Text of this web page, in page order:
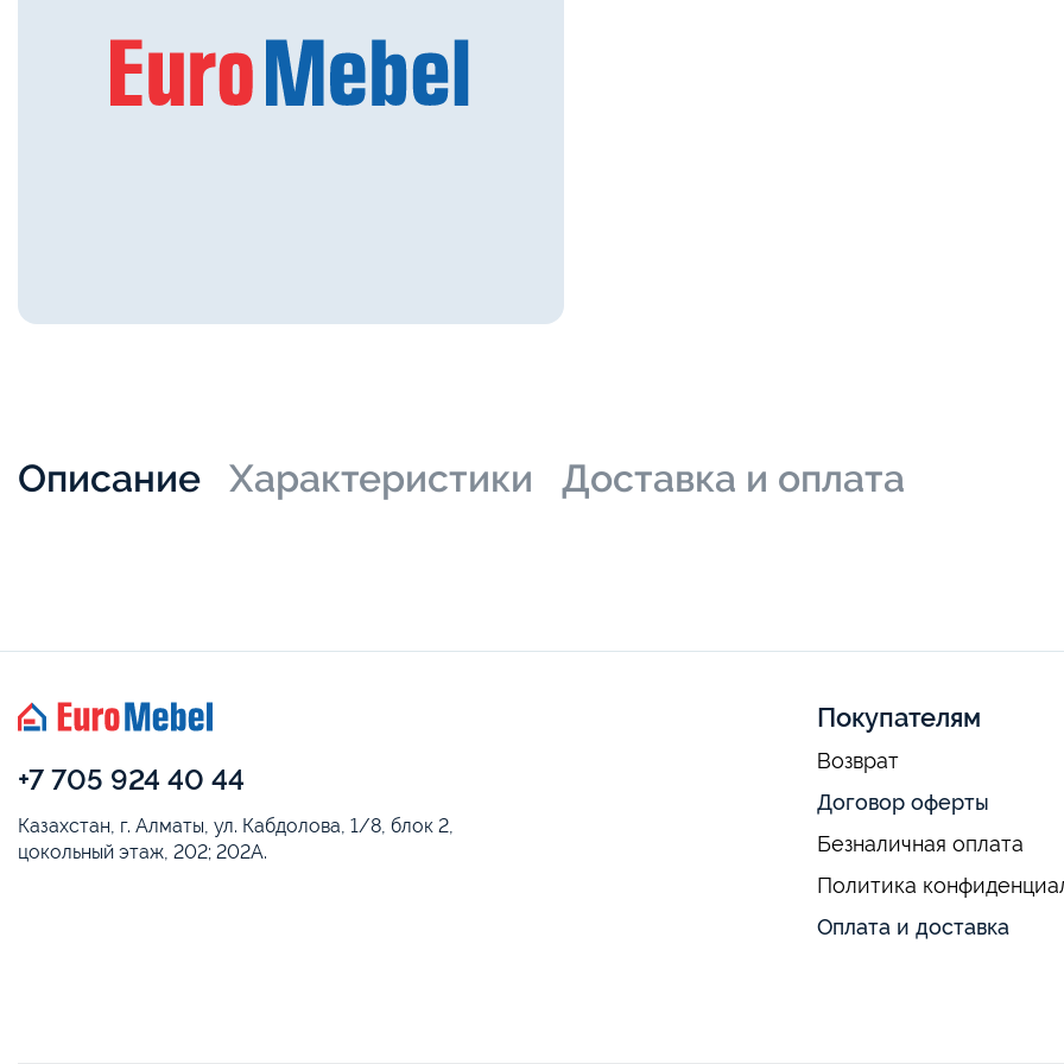
Описание Характеристики Доставка и оплата
+7 705 924 40 44
Казахстан, г. Алматы, ул. Кабдолова, 1/8, блок 2,
цокольный этаж, 202; 202А.
Покупателям
Возврат
Договор оферты
Безналичная оплата
Политика
Оплата и доставка